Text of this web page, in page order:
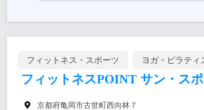
フィットネス・スポーツ ヨガ・ピラティ
フィットネスPOINT サン・ス
京都府亀岡市古世町西向林７